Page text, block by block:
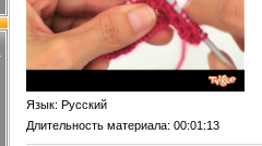
Язык: Русский
Длительность материала: 00:01:13